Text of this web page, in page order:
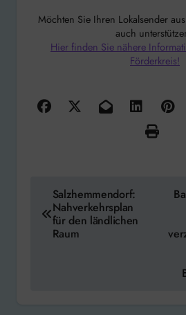
Möchten Sie Ihren Lokalsender
auch
Hier finden Sie nähere
Förderkreis!
Beitragsnavigation
Salzhemmendorf:
Nahverkehrsplan
für den ländlichen
Raum